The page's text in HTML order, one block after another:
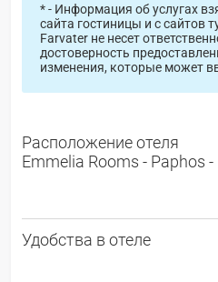
* - Информация об услугах
сайта гостиницы и с сайтов
Farvater не несет
достоверность
изменения, которые может
Расположение отеля
Emmelia Rooms - Paphos -
Удобства в отеле